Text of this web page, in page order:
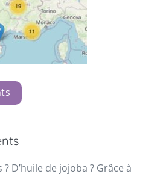
D’huile de jojoba ? Grâce à